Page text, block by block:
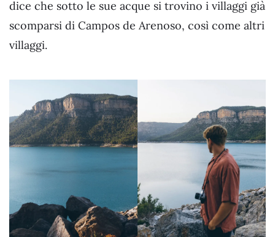
dice che sotto le sue acque si trovino i villaggi già
scomparsi di Campos de Arenoso, così come altri
villaggi.